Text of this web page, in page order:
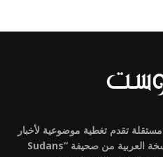
تقدم تغطية موضوعية لأخبار
السودان وجنوب السودان، وهي النسخة العربية من صحيفة “Sudans